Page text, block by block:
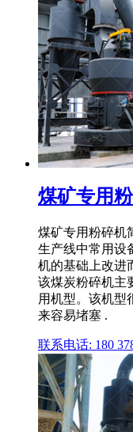
煤矿专用
煤矿专用粉碎机
生产线中常用设
机的基础上改进
该煤炭粉碎机主
用机型。该机型
来容易堵塞 .
联系电话: 180